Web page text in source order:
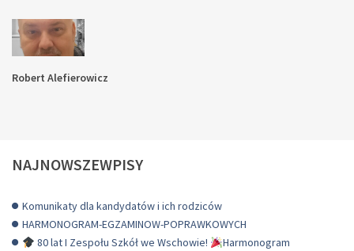
Robert Alefierowicz
NAJNOWSZEWPISY
Komunikaty dla kandydatów i ich rodziców
HARMONOGRAM-EGZAMINOW-POPRAWKOWYCH
80 lat I Zespołu Szkół we Wschowie!
Harmonogram